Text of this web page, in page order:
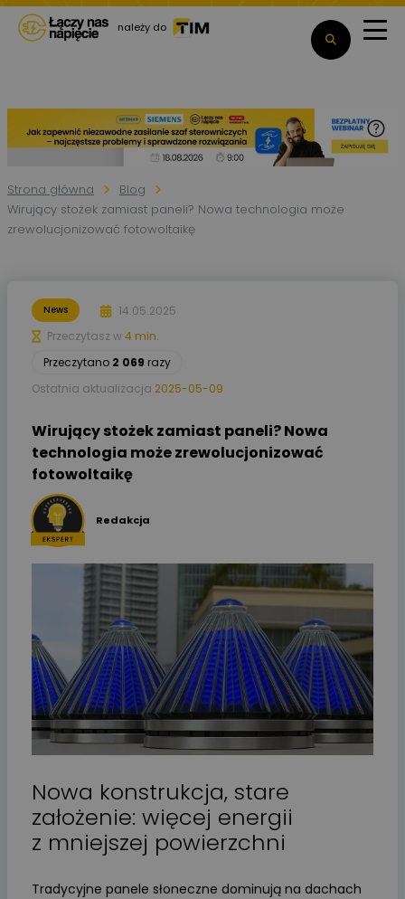
należy do
Strona główna
Blog
Wirujący stożek zamiast paneli? Nowa technologia może
zrewolucjonizować fotowoltaikę
News
14.05.2025
Przeczytasz w 4 min.
Przeczytano 2 069 razy
Ostatnia aktualizacja 2025-05-09
Wirujący stożek zamiast paneli? Nowa
technologia może zrewolucjonizować
fotowoltaikę
Redakcja
Nowa konstrukcja, stare
założenie: więcej energii
z mniejszej powierzchni
Tradycyjne panele słoneczne dominują na dachach